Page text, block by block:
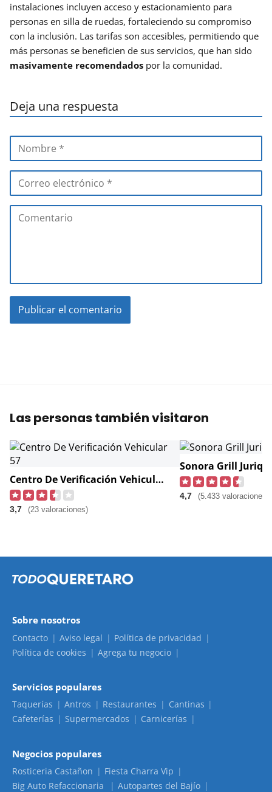
instalaciones incluyen acceso y estacionamiento para
personas en silla de ruedas, fortaleciendo su compromiso
con la inclusión. Las tarifas son accesibles, permitiendo que
más personas se beneficien de sus servicios, que han sido
masivamente recomendados por la comunidad.
Deja una respuesta
Las personas también visitaron
Centro De Verificación Vehicular 57
3,7 (23 valoraciones)
Sonora Grill
4,7 (5.433 valoraciones)
Sobre nosotros
Contacto Aviso legal
Política de privacidad
Política de cookies
Agrega tu negocio
Servicios populares
Taquerías Antros Restaurantes
Cantinas
Cafeterías
Supermercados Carnicerías
Negocios populares
Rosticeria Castañon
Fiesta Charra Vip
Big Auto Refaccionaria
Autopartes del Bajío